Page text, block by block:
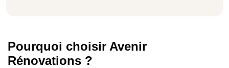
Pourquoi choisir Avenir
Rénovations ?